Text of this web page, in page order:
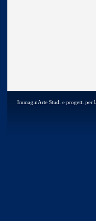
ImmaginArte Studi e progetti per